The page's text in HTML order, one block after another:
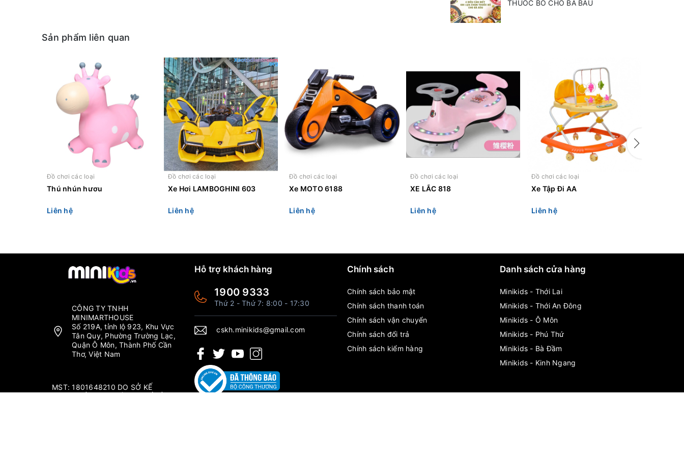
THUỐC BỔ CHO BÀ BẦU
Sản phẩm liên quan
Đồ chơi các loại
Thú nhún hươu
Liên hệ
Đồ chơi các loại
Xe Hơi LAMBOGHINI 603
Liên hệ
Đồ chơi các loại
Xe MOTO 6188
Liên hệ
Đồ chơi các loại
XE LẮC 818
Liên hệ
Đồ chơi các loại
Xe Tập Đi AA
Liên hệ
CÔNG TY TNHH
MINIMARTHOUSE
Số 219A, tỉnh lộ 923, Khu Vực
Tân Quy, Phường Trường Lạc,
Quận Ô Môn, Thành Phố Cần
Thơ, Việt Nam
MST: 1801648210 DO SỞ KẾ
Hỗ trợ khách hàng
1900 9333
Thứ 2 - Thứ 7: 8:00 - 17:30
cskh.minikids@gmail.com
Chính sách
Chính sách bảo mật
Chính sách thanh toán
Chính sách vận chuyển
Chính sách đổi trả
Chính sách kiểm hàng
Danh sách cửa hàng
Minikids - Thới Lai
Minikids - Thới An Đông
Minikids - Ô Môn
Minikids - Phú Thứ
Minikids - Bà Đầm
Minikids - Kinh Ngang